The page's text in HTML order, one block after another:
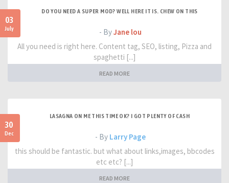
03
July
DO YOU NEED A SUPER MOD? WELL HERE IT IS. CHEW ON THIS
- ByJane lou
All you need is right here. Content tag, SEO, listing, Pizza and
spaghetti [...]
READ MORE
30
Dec
LASAGNA ON ME THIS TIME OK? I GOT PLENTY OF CASH
- By Larry Page
this should be fantastic. but what about links,images, bbcodes
etc etc? [...]
READ MORE